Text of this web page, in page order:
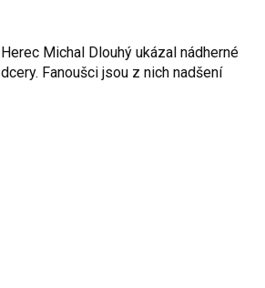
Herec Michal Dlouhý ukázal nádherné
dcery. Fanoušci jsou z nich nadšení